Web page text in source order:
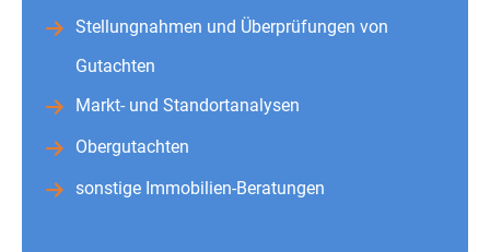
Stellungnahmen und Überprüfungen von
Gutachten
Markt- und Standortanalysen
Obergutachten
sonstige Immobilien-Beratungen